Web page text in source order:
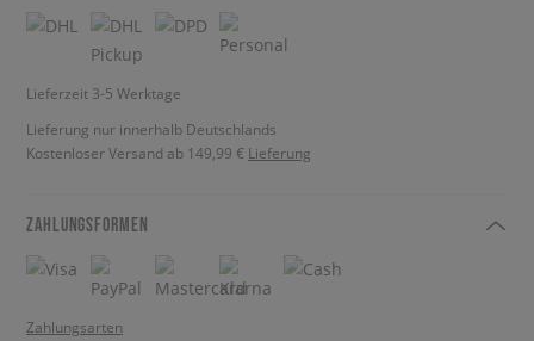
Lieferzeit 3-5 Werktage
Lieferung nur innerhalb Deutschlands
Kostenloser Versand ab 149,99 € Lieferung
ZAHLUNGSFORMEN
Zahlungsarten